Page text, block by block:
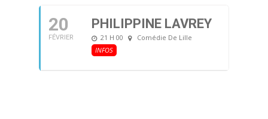
20
FÉVRIER
PHILIPPINE LAVREY
21 H 00
Comédie De Lille
INFOS